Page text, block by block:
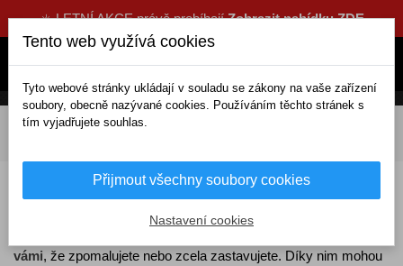
☀️ LETNÍ AKCE právě probíhajíZobrazit nabídku ZDE
DOMOV Elektrické doplňky
Brzdová světla
vámi, že zpomalujete nebo zcela zastavujete. Díky nim mohou
Tento web využívá cookies
Tyto webové stránky ukládají v souladu se zákony na vaše zařízení
soubory, obecně nazývané cookies. Používáním těchto stránek s
tím vyjadřujete souhlas.
Přijmout všechny soubory cookies
Nastavení cookies